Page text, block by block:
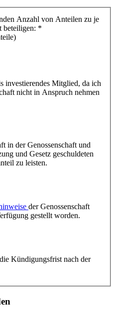
Anzahl von Anteilen zu je
beteiligen: *
investierendes Mitglied, da ich
nicht in Anspruch nehmen
in der Genossenschaft und
und Gesetz geschuldeten
zu leisten.
der Genossenschaft
gestellt worden.
Kündigungsfrist nach der